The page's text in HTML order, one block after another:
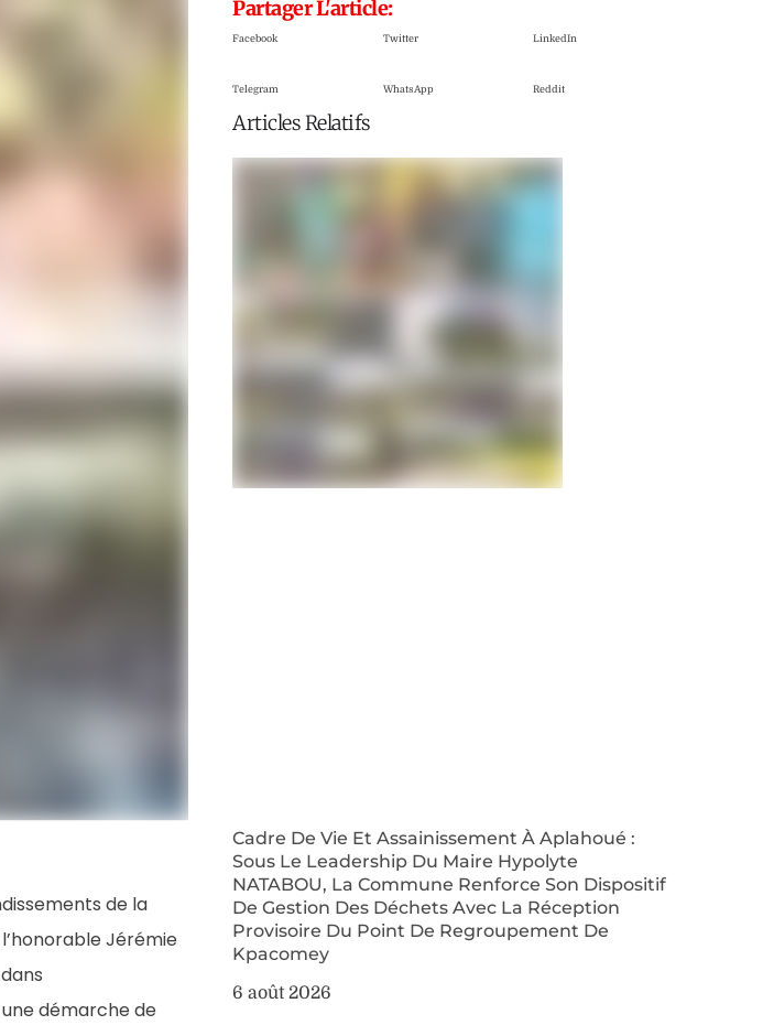
de la
Jérémie
démarche de
Partager L'article:
Facebook Twitter LinkedIn
Telegram WhatsApp Reddit
Articles Relatifs
Cadre De Vie Et Assainissement À Aplahoué :
Sous Le Leadership Du Maire Hypolyte
NATABOU, La Commune Renforce Son Dispositif
De Gestion Des Déchets Avec La Réception
Provisoire Du Point De Regroupement De
Kpacomey
6 août 2026